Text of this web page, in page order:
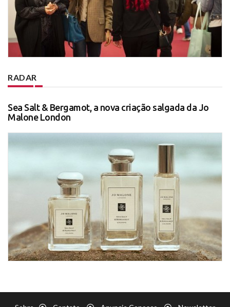
RADAR
Sea Salt & Bergamot, a nova criação salgada da Jo
Malone London